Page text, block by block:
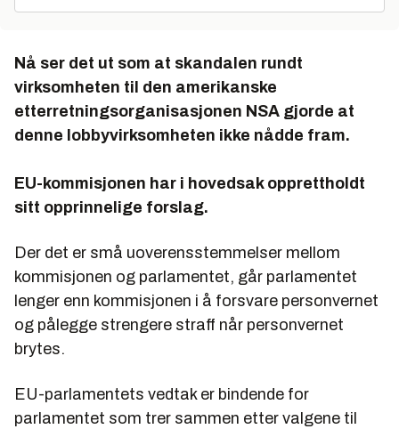
Nå ser det ut som at skandalen rundt
virksomheten til den amerikanske
etterretningsorganisasjonen NSA gjorde at
denne lobbyvirksomheten ikke nådde fram.
EU-kommisjonen har i hovedsak opprettholdt
sitt opprinnelige forslag.
Der det er små uoverensstemmelser mellom
kommisjonen og parlamentet, går parlamentet
lenger enn kommisjonen i å forsvare personvernet
og pålegge strengere straff når personvernet
brytes.
EU-parlamentets vedtak er bindende for
parlamentet som trer sammen etter valgene til